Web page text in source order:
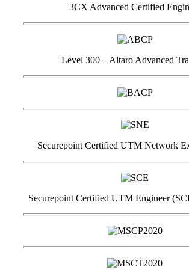
3CX Advanced Certified
Level 300 – Altaro Advanced
Securepoint Certified UTM Network
Securepoint Certified UTM Engineer